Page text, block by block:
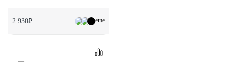
еще
2 930₽